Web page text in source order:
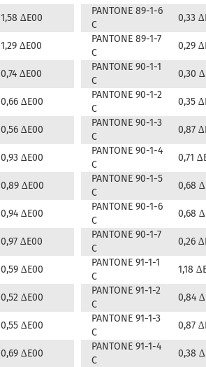
1,58 ∆E00
PANTONE 89-1-6
C
0,33
1,29 ∆E00
PANTONE 89-1-7
C
0,29
0,74 ∆E00
PANTONE 90-1-1
C
0,30
0,66 ∆E00
PANTONE 90-1-2
C
0,35
0,56 ∆E00
PANTONE 90-1-3
C
0,87
0,93 ∆E00
PANTONE 90-1-4
C
0,71
0,89 ∆E00
PANTONE 90-1-5
C
0,68
0,94 ∆E00
PANTONE 90-1-6
C
0,68
0,97 ∆E00
PANTONE 90-1-7
C
0,26
0,59 ∆E00
PANTONE 91-1-1
C
1,18
0,52 ∆E00
PANTONE 91-1-2
C
0,84
0,55 ∆E00
PANTONE 91-1-3
C
0,87
0,69 ∆E00
PANTONE 91-1-4
C
0,38